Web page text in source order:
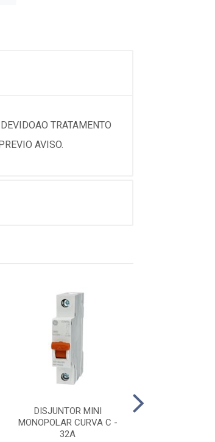
TRATAMENTO
AVISO.
DISJUNTOR MINI
MONOPOLAR CURVA C -
32A